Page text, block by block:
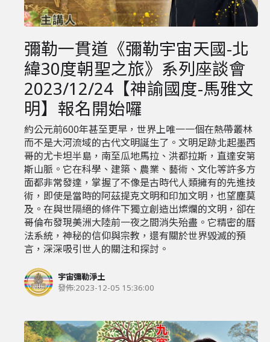
彌勒一貫道《彌勒宇宙天國-北
緯30度朝聖之旅》系列座談會
2023/12/24【神諭國度-馬雅文
明】報名開始囉
約公元前600年甚至更早，世界上唯一一個在熱帶叢林
而不是大河流域的古代文明誕生了。文明足跡北起墨西
哥的尤卡坦半島，南至瓜地馬拉、洪都拉斯，直達安第
斯山脈。它在科學、建築、農業、藝術、文化等許多方
面都非常發達，掌握了不像是古時代人類擁有的先進技
術，即使是當時的阿茲提克文明和印加文明，也望塵莫
及。在與世隔絕的條件下獨立創造出燦爛的文明，卻在
哥倫布發現美洲大陸前一夜之間消失殆盡。它精密的曆
法系統，神秘的信仰與宗教，還有關於世界毀滅的預
言，深深吸引世人的關注和探討。
宇宙彌勒淨土
發佈:2023-12-05 15:36:00